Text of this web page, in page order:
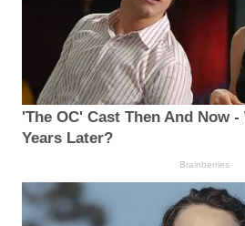
'The OC' Cast Then And Now -
Years Later?
Brainberries